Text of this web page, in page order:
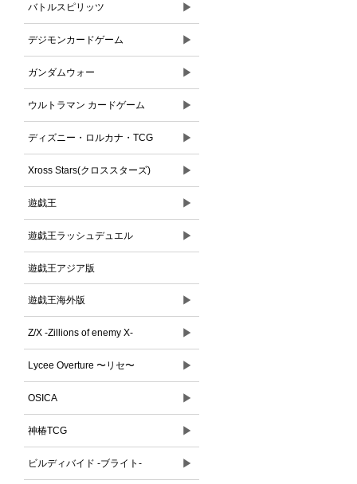
バトルスピリッツ ▶
デジモンカードゲーム ▶
ガンダムウォー ▶
ウルトラマン カードゲーム ▶
ディズニー・ロルカナ・TCG ▶
Xross Stars(クロススターズ) ▶
遊戯王 ▶
遊戯王ラッシュデュエル ▶
遊戯王アジア版
遊戯王海外版 ▶
Z/X -Zillions of enemy X- ▶
Lycee Overture 〜リセ〜 ▶
OSICA ▶
神椿TCG ▶
ビルディバイド -ブライト- ▶